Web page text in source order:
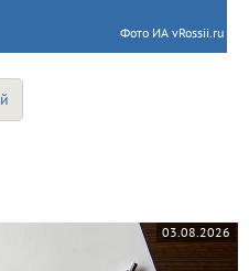
Фото ИА vRossii.ru
03.08.2026